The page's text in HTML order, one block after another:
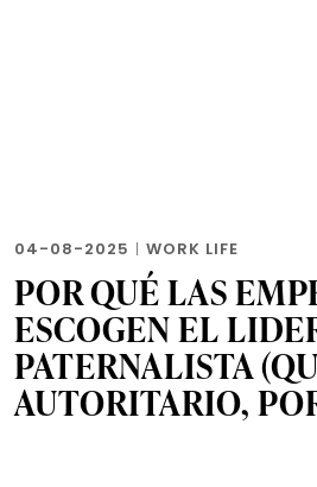
04-08-2025 | WORK LIFE
POR QUÉ LAS
ESCOGEN EL
PATERNALISTA
AUTORITARIO,